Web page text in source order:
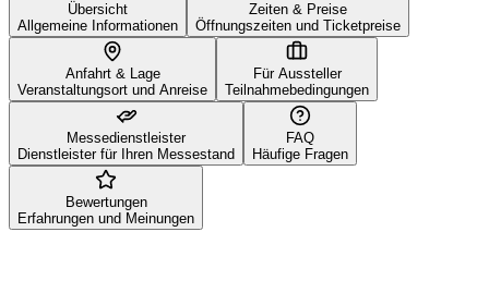
Übersicht
Allgemeine Informationen
Zeiten & Preise
Öffnungszeiten und Ticketpreise
Anfahrt & Lage
Veranstaltungsort und Anreise
Für Aussteller
Teilnahmebedingungen
Messedienstleister
Dienstleister für Ihren Messestand
FAQ
Häufige Fragen
Bewertungen
Erfahrungen und Meinungen